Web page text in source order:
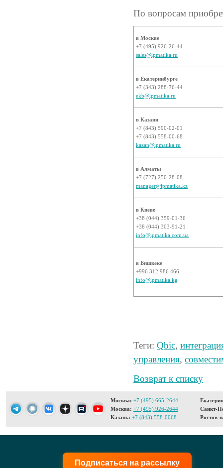
По вопросам
в Москве
+7 (495) 926-26-44
sales@ipmatika.ru
в Екатеринбурге
+7 (343) 288-76-44
ekb@ipmatika.ru
в Казани
+7 (843) 590-02-01
+7 (843) 558-00-68
kazan@ipmatika.ru
в Алматы
+7 (727) 250-28-08
manager@ipmatika.kz
в Киеве
+38 (044) 359-01-36
+38 (044) 303-91-21
info@ipmatika.com.ua
в Бишкеке
+996 312 986 466
info@ipmatika.kg
Теги: Qbic,
управления,
Возврат к списку
Москва: +7 (495) 665-2644
Москва: +7 (495) 926-2644
Казань: +7 (843) 558-0068
Санкт-
Ростов-
Подписаться на рассылку